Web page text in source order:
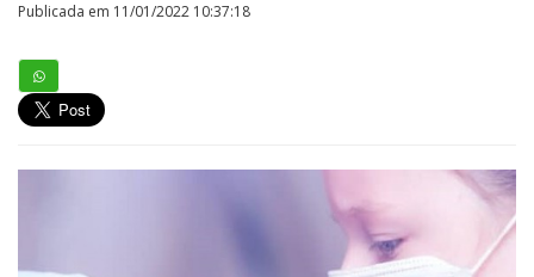
Publicada em 11/01/2022 10:37:18